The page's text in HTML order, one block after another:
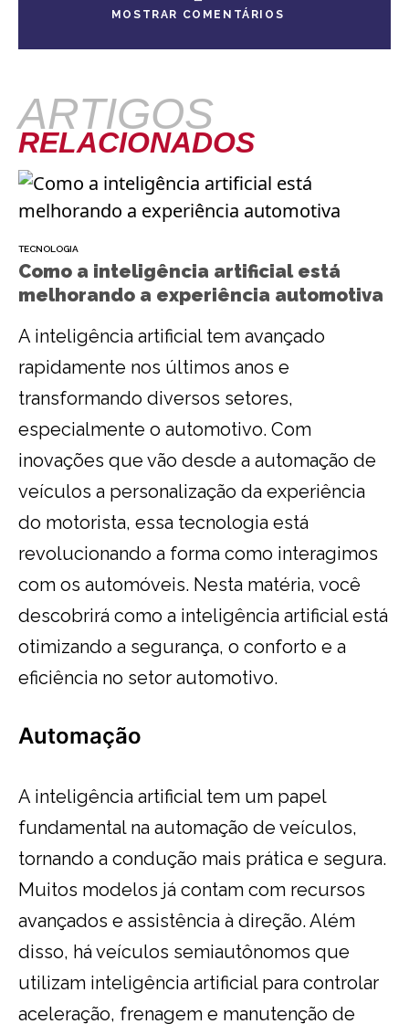
MOSTRAR COMENTÁRIOS
ARTIGOS
RELACIONADOS
TECNOLOGIA
Como a inteligência artificial está
melhorando a experiência automotiva
A inteligência artificial tem avançado
rapidamente nos últimos anos e
transformando diversos setores,
especialmente o automotivo. Com
inovações que vão desde a automação de
veículos a personalização da experiência
do motorista, essa tecnologia está
revolucionando a forma como interagimos
com os automóveis. Nesta matéria, você
descobrirá como a inteligência artificial está
otimizando a segurança, o conforto e a
eficiência no setor automotivo.
Automação
A inteligência artificial tem um papel
fundamental na automação de veículos,
tornando a condução mais prática e segura.
Muitos modelos já contam com recursos
avançados e assistência à direção. Além
disso, há veículos semiautônomos que
utilizam inteligência artificial para controlar
aceleração, frenagem e manutenção de